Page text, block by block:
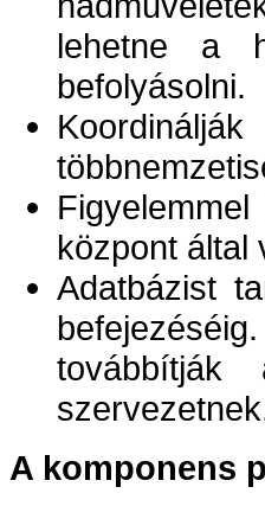
lehetne a
befolyásolni.
központ által
Adatbázist
továbbítják
A komponens